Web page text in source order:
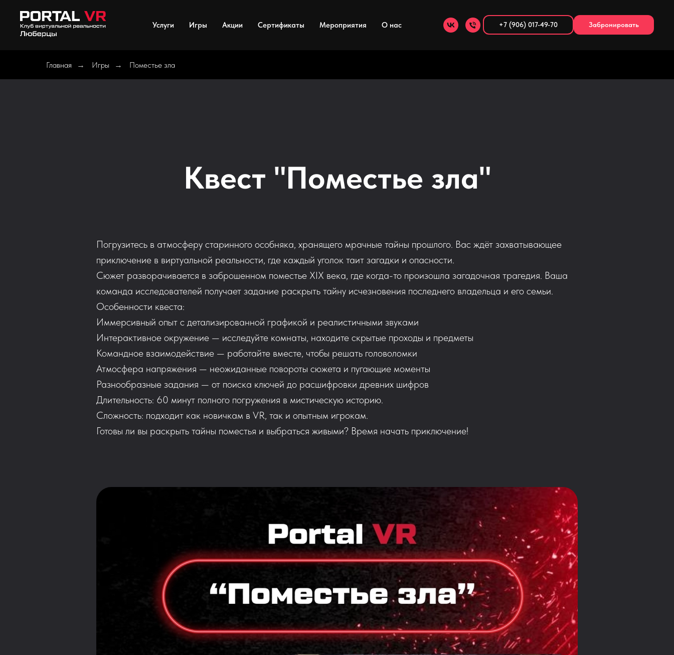
Услуги Игры Акции Сертификаты Мероприятия О нас +7 (906) 017-49-70 Забронировать
Главная → Игры → Поместье зла
Квест "Поместье зла"
Погрузитесь в атмосферу старинного особняка, хранящего мрачные тайны прошлого. Вас ждёт захватывающее
приключение в виртуальной реальности, где каждый уголок таит загадки и опасности.
Сюжет разворачивается в заброшенном поместье XIX века, где когда-то произошла загадочная трагедия. Ваша
команда исследователей получает задание раскрыть тайну исчезновения последнего владельца и его семьи.
Особенности квеста:
Иммерсивный опыт с детализированной графикой и реалистичными звуками
Интерактивное окружение — исследуйте комнаты, находите скрытые проходы и предметы
Командное взаимодействие — работайте вместе, чтобы решать головоломки
Атмосфера напряжения — неожиданные повороты сюжета и пугающие моменты
Разнообразные задания — от поиска ключей до расшифровки древних шифров
Длительность: 60 минут полного погружения в мистическую историю.
Сложность: подходит как новичкам в VR, так и опытным игрокам.
Готовы ли вы раскрыть тайны поместья и выбраться живыми? Время начать приключение!